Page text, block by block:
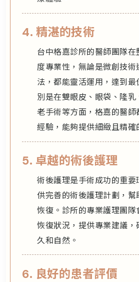
4. 精湛的技術
台中格嘉診所的醫師團隊
度專業性，無論是微創技
法，都能靈活運用，達到
別是在雙眼皮、眼袋、隆
老手術等方面，格嘉的醫師
經驗，能夠提供細緻且精確
5. 卓越的術後護理
術後護理是手術成功的重要
供完善的術後護理計劃，
恢復。診所的專業護理團隊
恢復狀況，提供專業建議
久和自然。
6. 良好的患者評價